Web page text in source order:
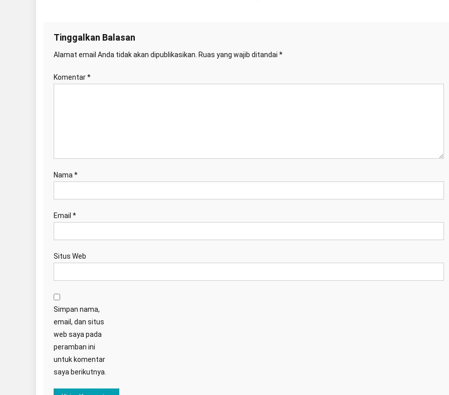
Tinggalkan Balasan
Alamat email Anda tidak akan dipublikasikan. Ruas yang wajib ditandai *
Komentar*
Nama *
Email *
Situs Web
Simpan nama,
email, dan situs
web saya pada
peramban ini
untuk komentar
saya berikutnya.